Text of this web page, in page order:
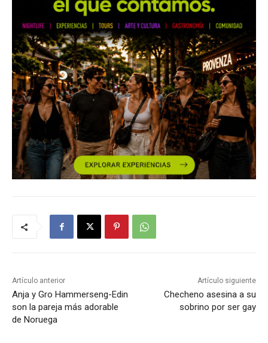
Artículo anterior
Anja y Gro Hammerseng-Edin
son la pareja más adorable
de Noruega
Artículo siguiente
Checheno asesina a su
sobrino por ser gay